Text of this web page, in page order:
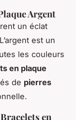
Argent
un éclat
est un
les couleurs
en plaque
de pierres
en